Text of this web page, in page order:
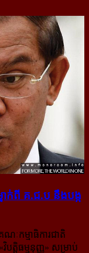
ក់​ពី គ.ជ.ប នឹង​បង្ក​
កម្មាធិការជាតិ
បត្តិធម្មនុញ្ញ» សម្រាប់